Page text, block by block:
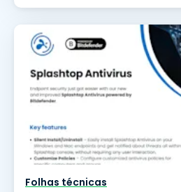
Folhas técnicas